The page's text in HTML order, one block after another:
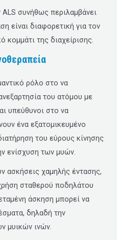
συνήθως περιλαμβάνει
είναι διαφορετική για τον
κομμάτι της διαχείρισης.
ρόλο στο να
του ατόμου με
υπεύθυνοι στο να
ένα εξατομικευμένο
του εύρους κίνησης
ενίσχυση των μυών.
ασκήσεις χαμηλής έντασης,
σταθερού ποδηλάτου
άσκηση μπορεί να
δηλαδή την
μυικών ινών.